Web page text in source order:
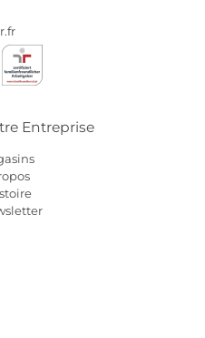
Entreprise